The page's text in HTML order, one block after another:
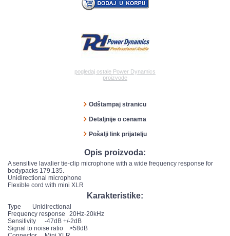
pogledaj ostale Power Dynamics
proizvode
Odštampaj stranicu
Detaljnije o cenama
Pošalji link prijatelju
Opis proizvoda:
A sensitive lavalier tie-clip microphone with a wide frequency response for
bodypacks 179.135.
Unidirectional microphone
Flexible cord with mini XLR
Karakteristike:
Type
Unidirectional
Frequency response
20Hz-20kHz
Sensitivity
-47dB +/-2dB
Signal to noise ratio
>58dB